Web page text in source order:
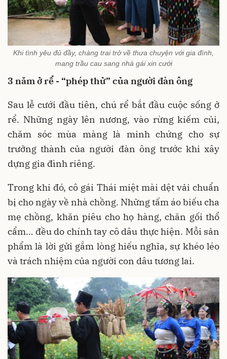
Khi tình yêu đủ đầy, chàng trai trở về thưa chuyện với gia đình,
mang trầu cau sang nhà gái xin cưới
3 năm ở rể - “phép thử” của người đàn ông
Sau lễ cưới đầu tiên, chú rể bắt đầu cuộc sống ở
rể. Những ngày lên nương, vào rừng kiếm củi,
chăm sóc mùa màng là minh chứng cho sự
trưởng thành của người đàn ông trước khi xây
dựng gia đình riêng.
Trong khi đó, cô gái Thái miệt mài dệt vải chuẩn
bị cho ngày về nhà chồng. Những tấm áo biếu cha
mẹ chồng, khăn piêu cho họ hàng, chăn gối thổ
cẩm… đều do chính tay cô dâu thực hiện. Mỗi sản
phẩm là lời gửi gắm lòng hiếu nghĩa, sự khéo léo
và trách nhiệm của người con dâu tương lai.